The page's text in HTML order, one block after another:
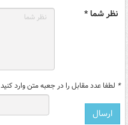
نظر شما *
* لطفا عدد مقابل را در جعبه متن وارد کنید